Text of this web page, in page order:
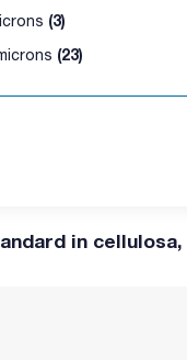
(3)
(23)
in cellulosa,